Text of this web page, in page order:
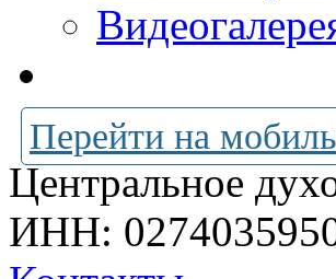
Перейти на
Центральное
ИНН: